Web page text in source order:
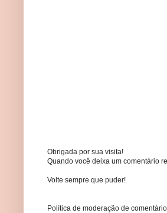
Obrigada por sua visita!
Quando você deixa um comentário
Volte sempre que puder!
Política de moderação de